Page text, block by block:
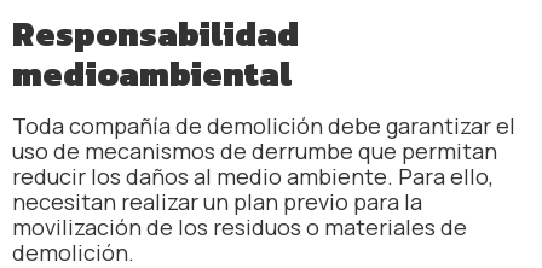
Responsabilidad
medioambiental
Toda compañía de demolición debe garantizar el
uso de mecanismos de derrumbe que permitan
reducir los daños al medio ambiente. Para ello,
necesitan realizar un plan previo para la
movilización de los residuos o materiales de
demolición.